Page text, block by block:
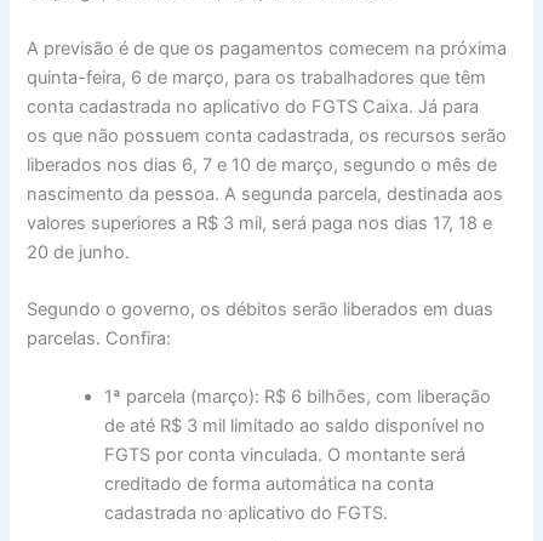
A previsão é de que os pagamentos comecem na próxima
quinta-feira, 6 de março, para os trabalhadores que têm
conta cadastrada no aplicativo do FGTS Caixa. Já para
os que não possuem conta cadastrada, os recursos serão
liberados nos dias 6, 7 e 10 de março, segundo o mês de
nascimento da pessoa. A segunda parcela, destinada aos
valores superiores a R$ 3 mil, será paga nos dias 17, 18 e
20 de junho.
Segundo o governo, os débitos serão liberados em duas
parcelas. Confira:
1ª parcela (março): R$ 6 bilhões, com liberação
de até R$ 3 mil limitado ao saldo disponível no
FGTS por conta vinculada. O montante será
creditado de forma automática na conta
cadastrada no aplicativo do FGTS.